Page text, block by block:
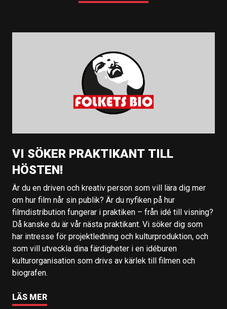
VI SÖKER PRAKTIKANT TILL
HÖSTEN!
Är du en driven och kreativ person som vill lära dig mer
om hur film når sin publik? Är du nyfiken på hur
filmdistribution fungerar i praktiken – från idé till visning?
Då kanske du är vår nästa praktikant. Vi söker dig som
har intresse för projektledning och kulturproduktion, och
som vill utveckla dina färdigheter i en idéburen
kulturorganisation som drivs av kärlek till filmen och
biografen.
LÄS MER